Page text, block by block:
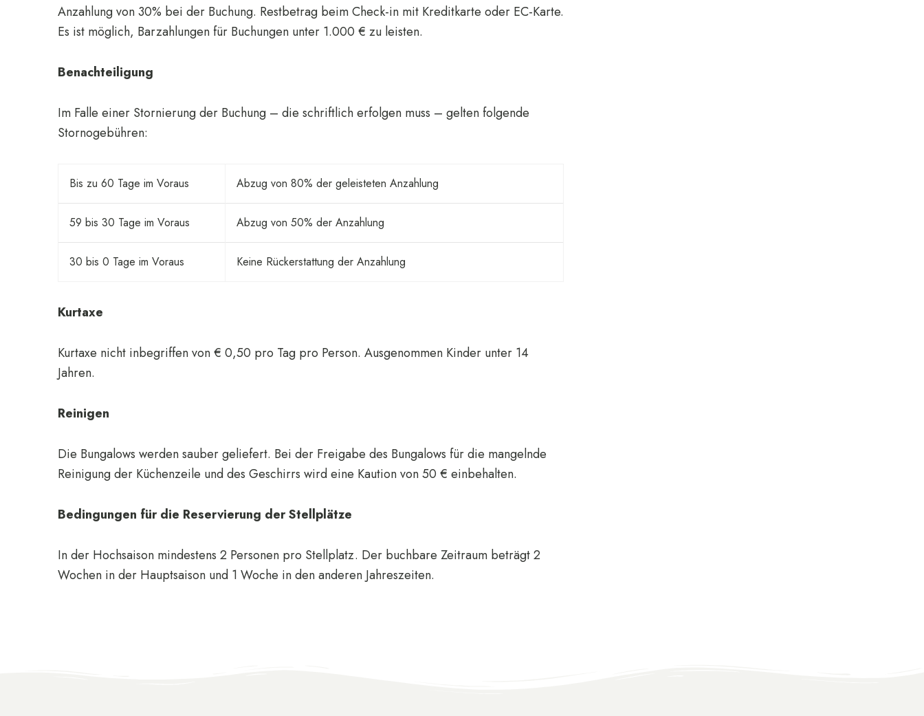
Anzahlung von 30% bei der Buchung. Restbetrag beim Check-in mit Kreditkarte oder EC-Karte.
Es ist möglich, Barzahlungen für Buchungen unter 1.000 € zu leisten.
Benachteiligung
Im Falle einer Stornierung der Buchung – die schriftlich erfolgen muss – gelten folgende
Stornogebühren:
Bis zu 60 Tage im Voraus Abzug von 80% der geleisteten Anzahlung
59 bis 30 Tage im Voraus Abzug von 50% der Anzahlung
30 bis 0 Tage im Voraus Keine Rückerstattung der Anzahlung
Kurtaxe
Kurtaxe nicht inbegriffen von € 0,50 pro Tag pro Person. Ausgenommen Kinder unter 14
Jahren.
Reinigen
Die Bungalows werden sauber geliefert. Bei der Freigabe des Bungalows für die mangelnde
Reinigung der Küchenzeile und des Geschirrs wird eine Kaution von 50 € einbehalten.
Bedingungen für die Reservierung der Stellplätze
In der Hochsaison mindestens 2 Personen pro Stellplatz. Der buchbare Zeitraum beträgt 2
Wochen in der Hauptsaison und 1 Woche in den anderen Jahreszeiten.